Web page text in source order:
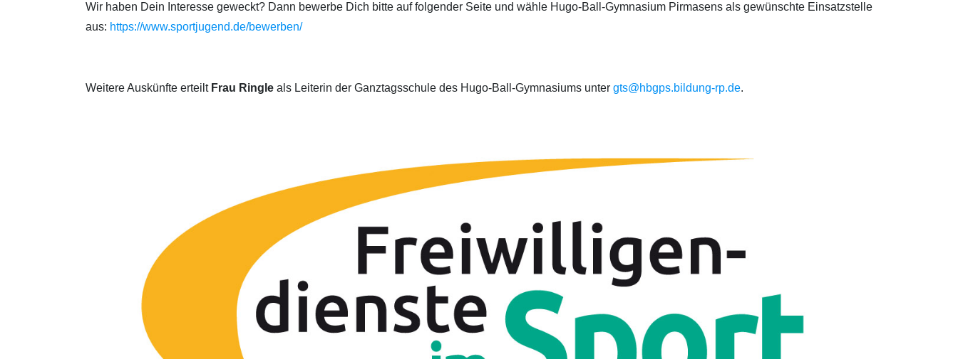
Wir haben Dein Interesse geweckt? Dann bewerbe Dich bitte auf folgender Seite und wähle Hugo-Ball-Gymnasium Pirmasens als gewünschte Einsatzstelle
aus: https://www.sportjugend.de/bewerben/
Weitere Auskünfte erteilt Frau Ringle als Leiterin der Ganztagsschule des Hugo-Ball-Gymnasiums unter gts@hbgps.bildung-rp.de.